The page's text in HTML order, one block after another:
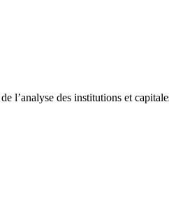
l’analyse des institutions et